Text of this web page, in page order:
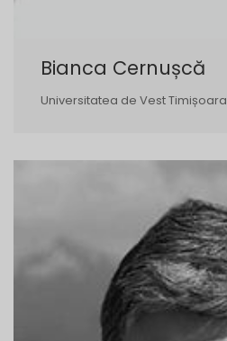
Bianca Cernușcă
Universitatea de Vest Timișoara